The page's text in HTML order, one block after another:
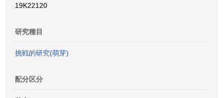
19K22120
研究種目
挑戦的研究(萌芽)
配分区分